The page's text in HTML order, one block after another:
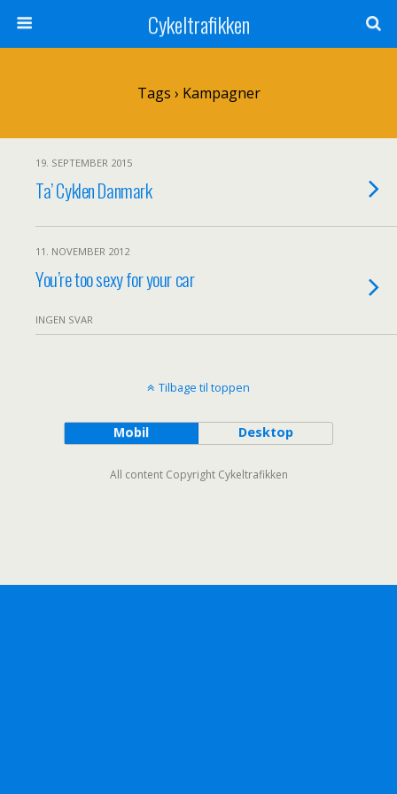
Cykeltrafikken
Tags › Kampagner
19. SEPTEMBER 2015
Ta’ Cyklen Danmark
11. NOVEMBER 2012
You’re too sexy for your car
INGEN SVAR
Tilbage til toppen
Mobil Desktop
All content Copyright Cykeltrafikken